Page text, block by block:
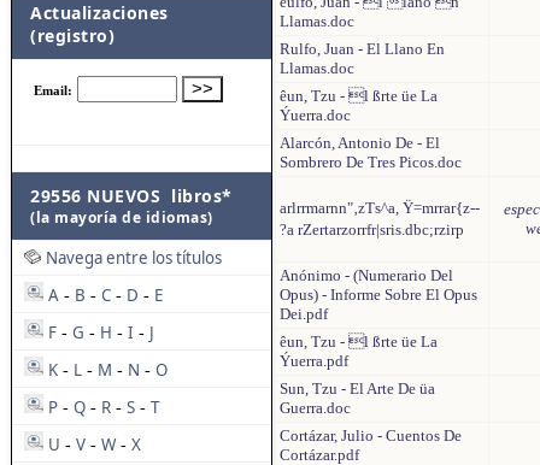
Actualizaciones
(registro)
29556 NUEVOS libros*
(la mayoría de idiomas)
Navega entre los títulos
A - B - C - D - E
F - G - H - I - J
K - L - M - N - O
P - Q - R - S - T
U - V - W - X
Llamas.doc
Rulfo, Juan - El Llano En
Llamas.doc
êun, Tzu - l ßrte üe La
Ýuerra.doc
Alarcón, Antonio De - El
Sombrero De Tres Picos.doc
arlrrmarnn"‚zTs^a, Ÿ=mrrar{z--
?a rZertarzorrfr|sris.dbc;rzirp
Anónimo - (Numerario Del
Opus) - Informe Sobre El Opus
Dei.pdf
êun, Tzu - l ßrte üe La
Ýuerra.pdf
Sun, Tzu - El Arte De üa
Guerra.doc
Cortázar, Julio - Cuentos De
Cortázar.pdf